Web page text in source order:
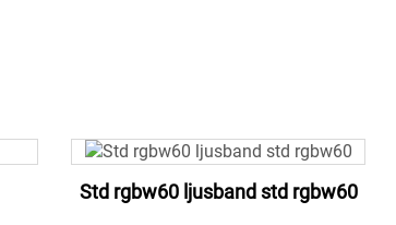
Std rgbw60 ljusband std rgbw60